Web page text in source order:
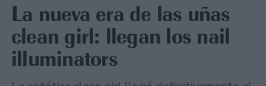
La nueva era de las uñas
clean girl: llegan los nail
illuminators